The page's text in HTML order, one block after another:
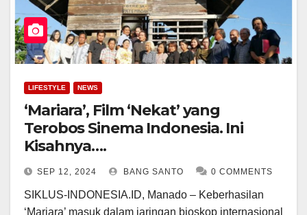
LIFESTYLE NEWS
‘Mariara’, Film ‘Nekat’ yang
Terobos Sinema Indonesia. Ini
Kisahnya….
SEP 12, 2024 BANG SANTO 0 COMMENTS
SIKLUS-INDONESIA.ID, Manado – Keberhasilan
‘Mariara’ masuk dalam jaringan bioskop internasional